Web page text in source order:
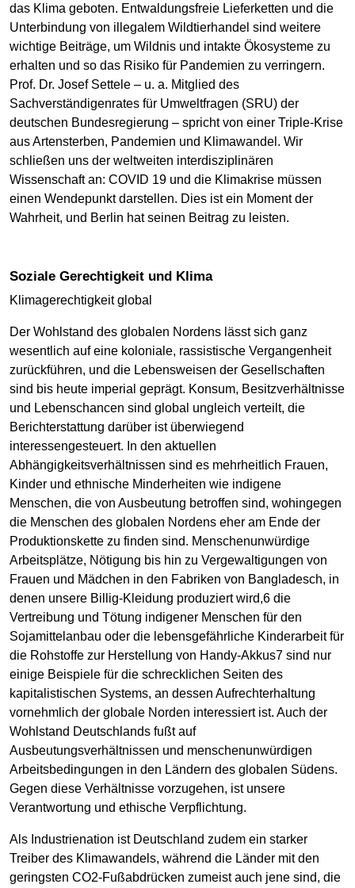
das Klima geboten. Entwaldungsfreie Lieferketten und die
Unterbindung von illegalem Wildtierhandel sind weitere
wichtige Beiträge, um Wildnis und intakte Ökosysteme zu
erhalten und so das Risiko für Pandemien zu verringern.
Prof. Dr. Josef Settele – u. a. Mitglied des
Sachverständigenrates für Umweltfragen (SRU) der
deutschen Bundesregierung – spricht von einer Triple-Krise
aus Artensterben, Pandemien und Klimawandel. Wir
schließen uns der weltweiten interdisziplinären
Wissenschaft an: COVID 19 und die Klimakrise müssen
einen Wendepunkt darstellen. Dies ist ein Moment der
Wahrheit, und Berlin hat seinen Beitrag zu leisten.
Soziale Gerechtigkeit und Klima
Klimagerechtigkeit global
Der Wohlstand des globalen Nordens lässt sich ganz
wesentlich auf eine koloniale, rassistische Vergangenheit
zurückführen, und die Lebensweisen der Gesellschaften
sind bis heute imperial geprägt. Konsum, Besitzverhältnisse
und Lebenschancen sind global ungleich verteilt, die
Berichterstattung darüber ist überwiegend
interessengesteuert. In den aktuellen
Abhängigkeitsverhältnissen sind es mehrheitlich Frauen,
Kinder und ethnische Minderheiten wie indigene
Menschen, die von Ausbeutung betroffen sind, wohingegen
die Menschen des globalen Nordens eher am Ende der
Produktionskette zu finden sind. Menschenunwürdige
Arbeitsplätze, Nötigung bis hin zu Vergewaltigungen von
Frauen und Mädchen in den Fabriken von Bangladesch, in
denen unsere Billig-Kleidung produziert wird,6 die
Vertreibung und Tötung indigener Menschen für den
Sojamittelanbau oder die lebensgefährliche Kinderarbeit für
die Rohstoffe zur Herstellung von Handy-Akkus7 sind nur
einige Beispiele für die schrecklichen Seiten des
kapitalistischen Systems, an dessen Aufrechterhaltung
vornehmlich der globale Norden interessiert ist. Auch der
Wohlstand Deutschlands fußt auf
Ausbeutungsverhältnissen und menschenunwürdigen
Arbeitsbedingungen in den Ländern des globalen Südens.
Gegen diese Verhältnisse vorzugehen, ist unsere
Verantwortung und ethische Verpflichtung.
Als Industrienation ist Deutschland zudem ein starker
Treiber des Klimawandels, während die Länder mit den
geringsten CO2-Fußabdrücken zumeist auch jene sind, die